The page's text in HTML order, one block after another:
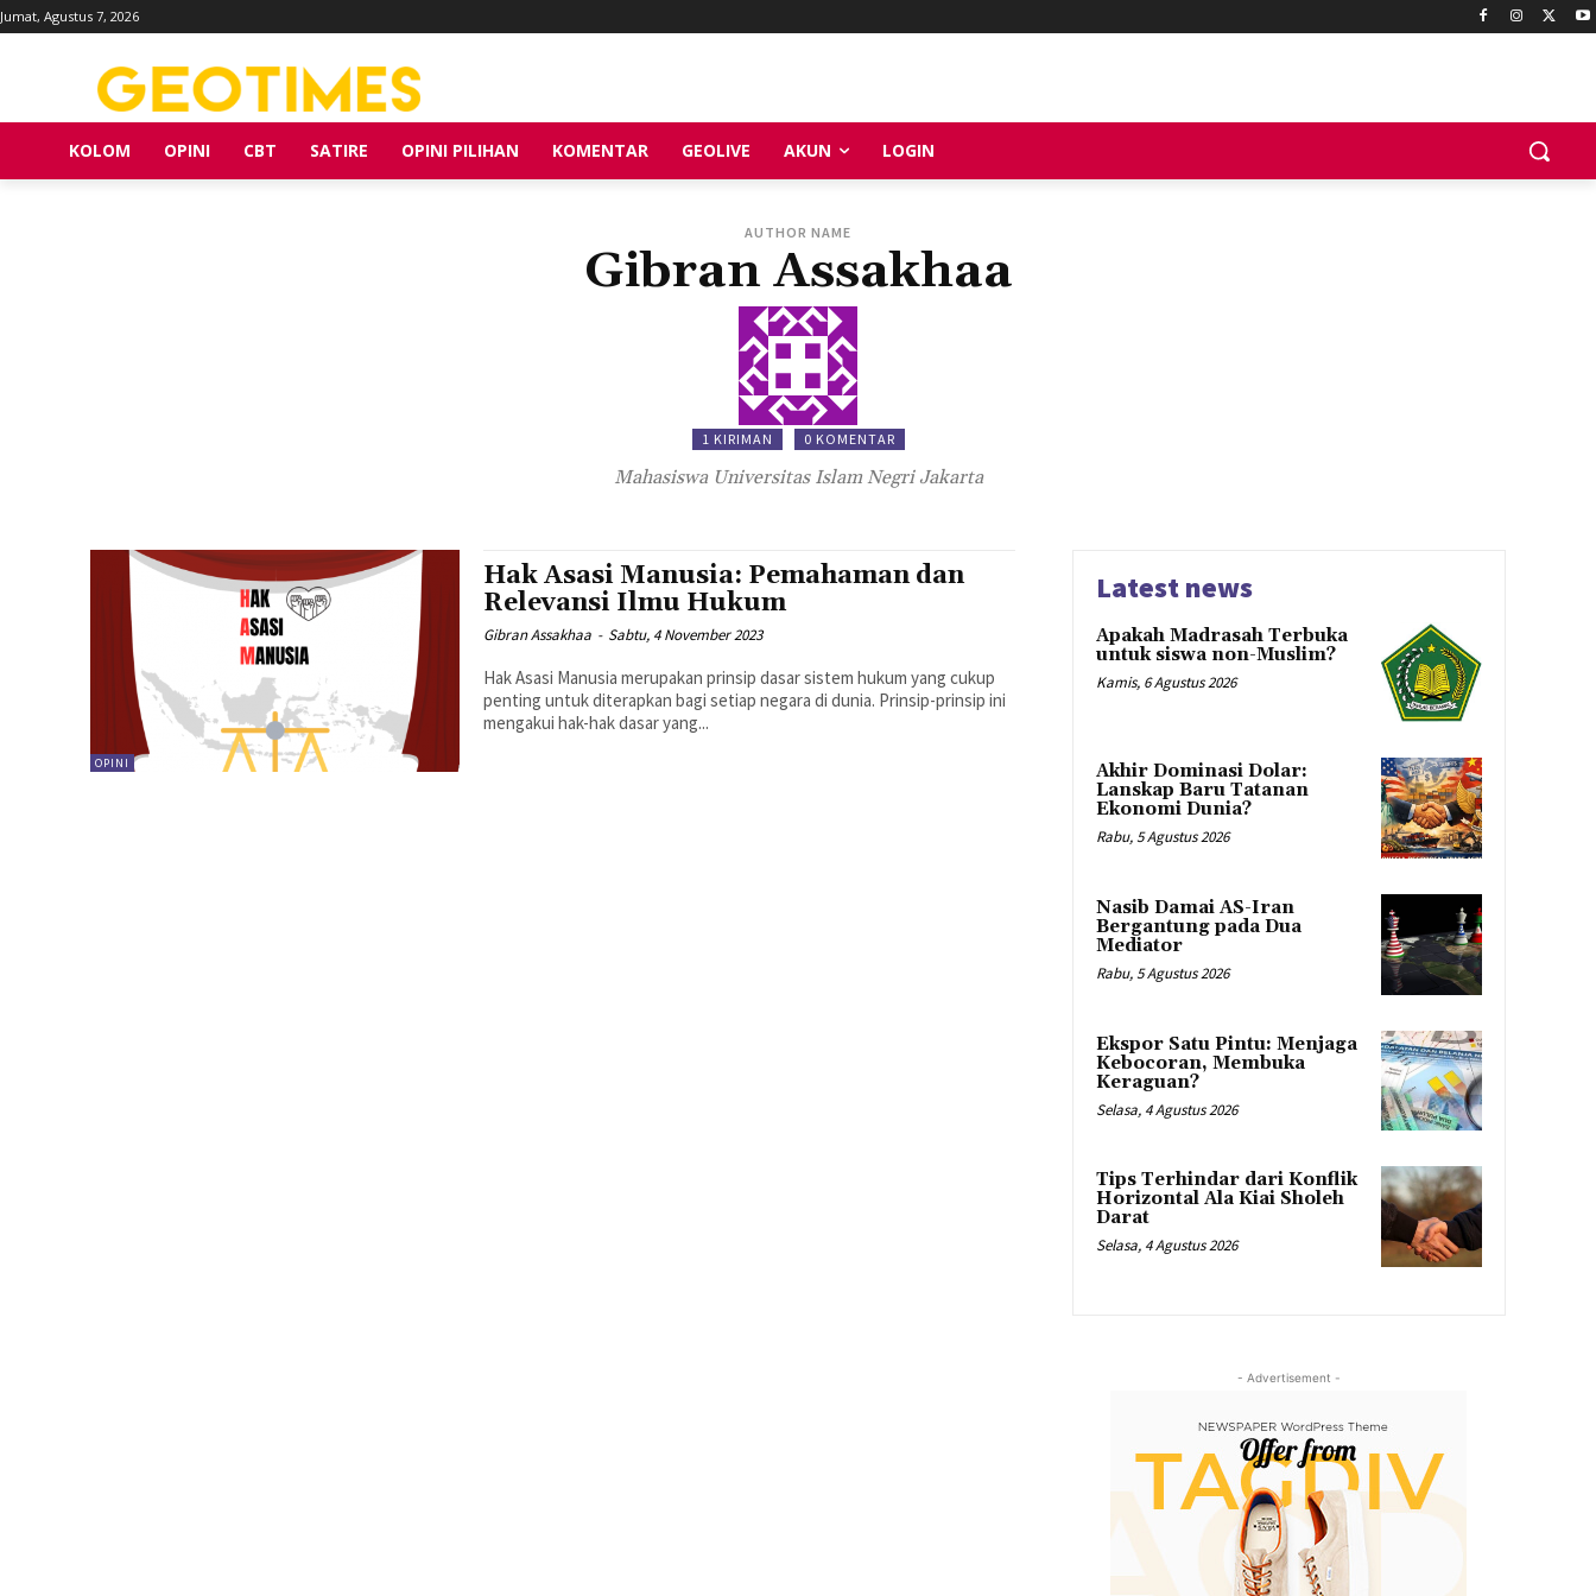
Jumat, Agustus 7, 2026
KOLOM OPINI CBT SATIRE OPINI PILIHAN KOMENTAR GEOLIVE AKUN LOGIN
AUTHOR NAME
Gibran Assakhaa
1 KIRIMAN 0 KOMENTAR
Mahasiswa Universitas Islam Negri Jakarta
OPINI
Hak Asasi Manusia: Pemahaman dan
Relevansi Ilmu Hukum
Gibran Assakhaa - Sabtu, 4 November 2023
Hak Asasi Manusia merupakan prinsip dasar sistem hukum yang cukup
penting untuk diterapkan bagi setiap negara di dunia. Prinsip-prinsip ini
mengakui hak-hak dasar yang...
Latest news
Apakah Madrasah Terbuka
untuk siswa non-Muslim?
Kamis, 6 Agustus 2026
Akhir Dominasi Dolar:
Lanskap Baru Tatanan
Ekonomi Dunia?
Rabu, 5 Agustus 2026
Nasib Damai AS-Iran
Bergantung pada Dua
Mediator
Rabu, 5 Agustus 2026
Ekspor Satu Pintu: Menjaga
Kebocoran, Membuka
Keraguan?
Selasa, 4 Agustus 2026
Tips Terhindar dari Konflik
Horizontal Ala Kiai Sholeh
Darat
Selasa, 4 Agustus 2026
- Advertisement -